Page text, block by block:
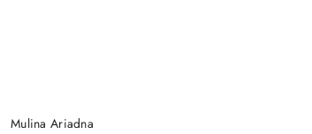
Mulina Ariadna